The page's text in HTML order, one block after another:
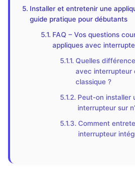
Installer et entretenir une
guide pratique pour débutants
FAQ – Vos questions
appliques avec
Quelles
avec interrupteur
classique ?
Peut-on installer
interrupteur sur
Comment
interrupteur